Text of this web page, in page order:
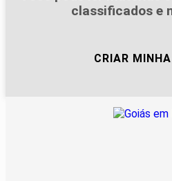
classificados e
CRIAR